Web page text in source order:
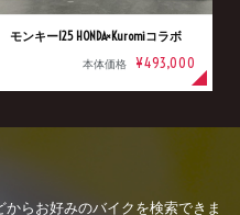
モンキー125 HONDA×Kuromiコラボ
本体価格 ¥493,000
らお好みのバイクを検索できま